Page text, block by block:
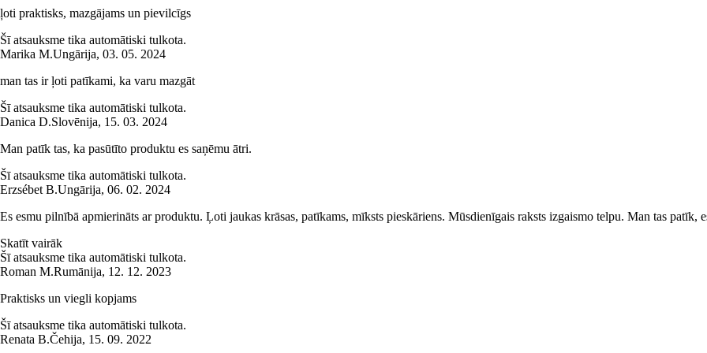
ļoti praktisks, mazgājams un pievilcīgs
Šī atsauksme tika automātiski tulkota.
Marika M.Ungārija, 03. 05. 2024
man tas ir ļoti patīkami, ka varu mazgāt
Šī atsauksme tika automātiski tulkota.
Danica D.Slovēnija, 15. 03. 2024
Man patīk tas, ka pasūtīto produktu es saņēmu ātri.
Šī atsauksme tika automātiski tulkota.
Erzsébet B.Ungārija, 06. 02. 2024
Es esmu pilnībā apmierināts ar produktu. Ļoti jaukas krāsas, patīkams, mīksts pieskāriens. Mūsdienīgais raksts izgaismo telpu. Man tas patīk,
Skatīt vairāk
Šī atsauksme tika automātiski tulkota.
Roman M.Rumānija, 12. 12. 2023
Praktisks un viegli kopjams
Šī atsauksme tika automātiski tulkota.
Renata B.Čehija, 15. 09. 2022